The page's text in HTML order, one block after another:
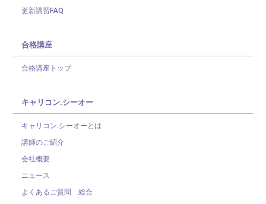
更新講習FAQ
合格講座
合格講座トップ
キャリコン.シーオー
キャリコン.シーオーとは
講師のご紹介
会社概要
ニュース
よくあるご質問 総合